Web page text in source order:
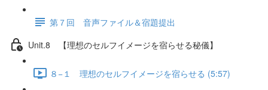
第７回 音声ファイル＆宿題提出
Unit.8 【理想のセルフイメージを宿らせる秘儀】
８−１ 理想のセルフイメージを宿らせる (5:57)